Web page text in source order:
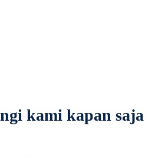
kami kapan saja